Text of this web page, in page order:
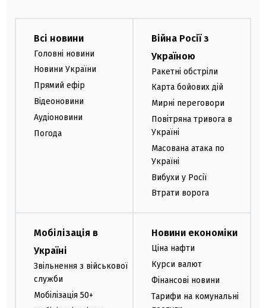
Всі новини
Головні новини
Новини України
Прямий ефір
Відеоновини
Аудіоновини
Погода
Війна Росії з
Україною
Ракетні обстріли
Карта бойових дій
Мирні переговори
Повітряна тривога в
Україні
Масована атака по
Україні
Вибухи у Росії
Втрати ворога
Мобілізація в
Україні
Звільнення з військової
служби
Мобілізація 50+
Новини економіки
Ціна нафти
Курси валют
Фінансові новини
Тарифи на комунальні